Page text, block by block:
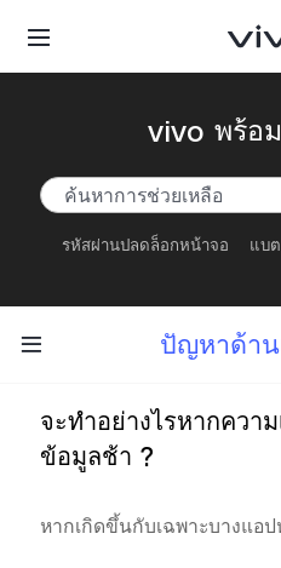
ลงชื่อเข้าใช้/ลงทะเบียน
vivo พร้อ
รหัสผ่านปลดล็อกหน้าจอ แบ
ปัญหาด้าน
จะทำอย่างไรหากความ
ข้อมูลช้า ?
หากเกิดขึ้นกับเฉพาะบางแอป